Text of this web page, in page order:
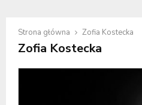
Strona główna Zofia Kostecka
Zofia Kostecka